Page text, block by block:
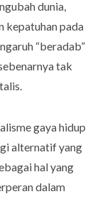
dunia,
kepatuhan pada
“beradab”
tak
gaya hidup
alternatif yang
hal yang
dalam